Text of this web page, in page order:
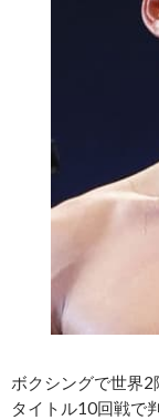
ボクシングで世界
タイトル10回戦で